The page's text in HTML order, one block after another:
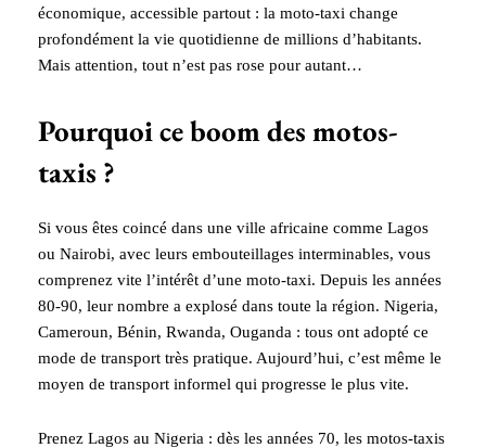
économique, accessible partout : la moto-taxi change
profondément la vie quotidienne de millions d’habitants.
Mais attention, tout n’est pas rose pour autant…
Pourquoi ce boom des motos-
taxis ?
Si vous êtes coincé dans une ville africaine comme Lagos
ou Nairobi, avec leurs embouteillages interminables, vous
comprenez vite l’intérêt d’une moto-taxi. Depuis les années
80-90, leur nombre a explosé dans toute la région. Nigeria,
Cameroun, Bénin, Rwanda, Ouganda : tous ont adopté ce
mode de transport très pratique. Aujourd’hui, c’est même le
moyen de transport informel qui progresse le plus vite.
Prenez Lagos au Nigeria : dès les années 70, les motos-taxis